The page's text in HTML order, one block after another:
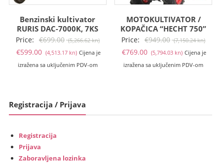
Benzinski kultivator
RURIS DAC-7000K, 7KS
Price: €699.00 (5,266.62 kn)Izvorna
cijena
kn).
€599.00 (4,513.17 kn)Trenutna
cijena
kn).
Cijena je
izražena sa uključenim PDV-om
MOTOKULTIVATOR /
KOPAČICA “HECHT 750”
Price: €949.00 (7,150.24 kn)
kn).
€769.00 (5,794.03 kn)Trenutna
cijena
kn).
Cijena je
izražena sa uključenim PDV-om
Registracija / Prijava
Registracija
Prijava
Zaboravljena lozinka